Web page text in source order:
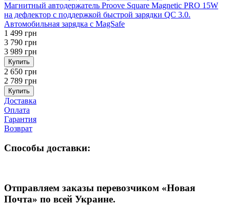
Магнитный автодержатель Proove Square Magnetic PRO 15W
на дефлектор с поддержкой быстрой зарядки QC 3.0.
Автомобильная зарядка с MagSafe
1 499 грн
3 790 грн
3 989 грн
Купить
2 650 грн
2 789 грн
Купить
Доставка
Оплата
Гарантия
Возврат
Способы доставки:
Отправляем заказы перевозчиком «Новая
Почта» по всей Украине.